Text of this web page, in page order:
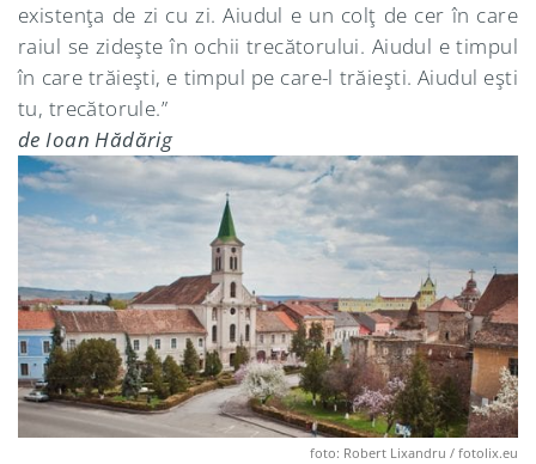
existenţa de zi cu zi. Aiudul e un colţ de cer în care
raiul se zideşte în ochii trecătorului. Aiudul e timpul
în care trăieşti, e timpul pe care-l trăieşti. Aiudul eşti
tu, trecătorule.”
de Ioan Hădărig
foto: Robert Lixandru / fotolix.eu